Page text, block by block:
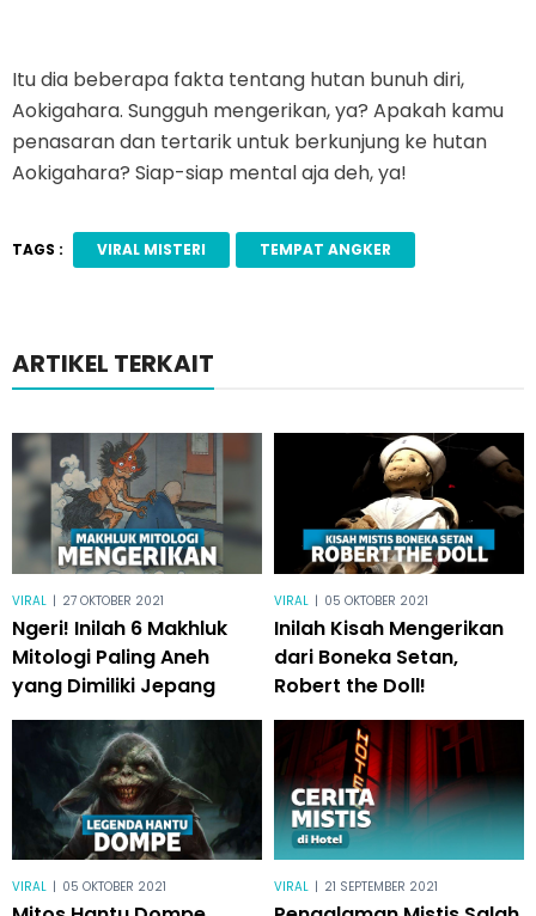
Itu dia beberapa fakta tentang hutan bunuh diri,
Aokigahara. Sungguh mengerikan, ya? Apakah kamu
penasaran dan tertarik untuk berkunjung ke hutan
Aokigahara? Siap-siap mental aja deh, ya!
TAGS : VIRAL MISTERI TEMPAT ANGKER
ARTIKEL TERKAIT
VIRAL | 27 OKTOBER 2021
Ngeri! Inilah 6 Makhluk
Mitologi Paling Aneh
yang Dimiliki Jepang
VIRAL | 05 OKTOBER 2021
Inilah Kisah Mengerikan
dari Boneka Setan,
Robert the Doll!
VIRAL | 05 OKTOBER 2021 VIRAL | 21 SEPTEMBER 2021